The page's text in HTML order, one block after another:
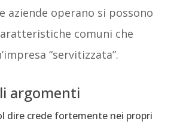
aziende operano si possono
comuni che
“servitizzata”.
argomenti
dire crede fortemente nei propri